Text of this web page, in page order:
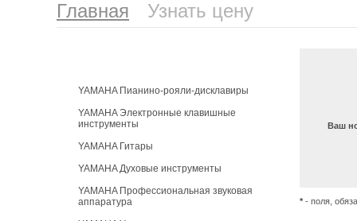
Главная Узнать цену
YAMAHA Пианино-рояли-дисклавиры
YAMAHA Электронные клавишные
инструменты
YAMAHA Гитары
YAMAHA Духовые инструменты
YAMAHA Профессиональная звуковая
аппаратура
Ваш
* - поля,